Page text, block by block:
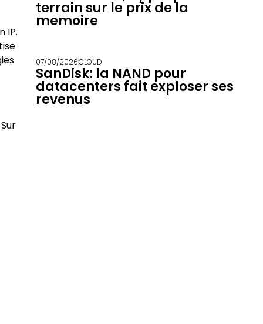
IP.
terrain sur le prix de la
memoire
07/08/2026CLOUD
SanDisk: la NAND pour
datacenters fait exploser ses
revenus